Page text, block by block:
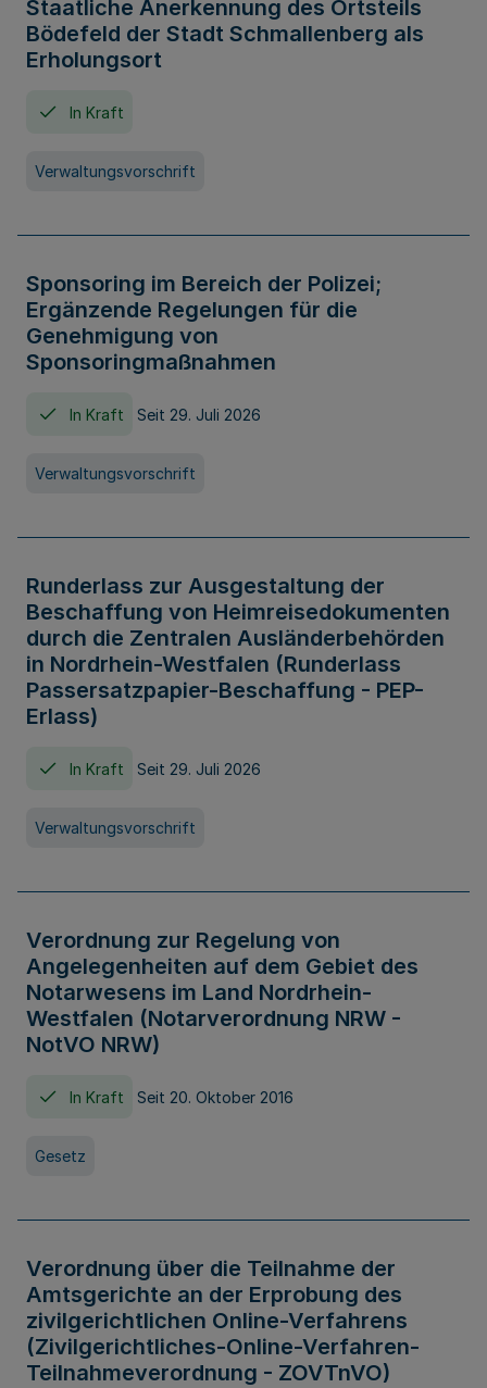
Staatliche Anerkennung des Ortsteils
Bödefeld der Stadt Schmallenberg als
Erholungsort
In Kraft
Verwaltungsvorschrift
Sponsoring im Bereich der Polizei;
Ergänzende Regelungen für die
Genehmigung von
Sponsoringmaßnahmen
In Kraft Seit 29. Juli 2026
Verwaltungsvorschrift
Runderlass zur Ausgestaltung der
Beschaffung von Heimreisedokumenten
durch die Zentralen Ausländerbehörden
in Nordrhein-Westfalen (Runderlass
Passersatzpapier-Beschaffung - PEP-
Erlass)
In Kraft Seit 29. Juli 2026
Verwaltungsvorschrift
Verordnung zur Regelung von
Angelegenheiten auf dem Gebiet des
Notarwesens im Land Nordrhein-
Westfalen (Notarverordnung NRW -
NotVO NRW)
In Kraft Seit 20. Oktober 2016
Gesetz
Verordnung über die Teilnahme der
Amtsgerichte an der Erprobung des
zivilgerichtlichen Online-Verfahrens
(Zivilgerichtliches-Online-Verfahren-
Teilnahmeverordnung - ZOVTnVO)